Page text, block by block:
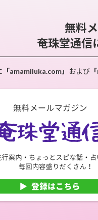
無料
奄珠堂通信
「amamiluka.com」 および